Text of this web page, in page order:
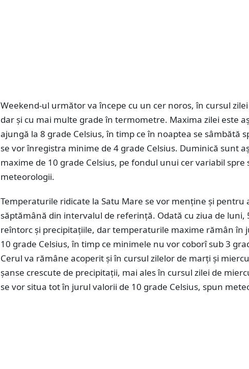
Weekend-ul următor va începe cu un cer noros, în cursul
dar și cu mai multe grade în termometre. Maxima zilei este
ajungă la 8 grade Celsius, în timp ce în noaptea se sâmbătă
se vor înregistra minime de 4 grade Celsius. Duminică sunt
maxime de 10 grade Celsius, pe fondul unui cer variabil spre
meteorologii.
Temperaturile ridicate la Satu Mare se vor menține și pentru
săptămână din intervalul de referință. Odată cu ziua de luni,
reîntorc și precipitațiile, dar temperaturile maxime rămân în
10 grade Celsius, în timp ce minimele nu vor coborî sub 3
Cerul va rămâne acoperit și în cursul zilelor de marți și
șanse crescute de precipitații, mai ales în cursul zilei de
se vor situa tot în jurul valorii de 10 grade Celsius, spun